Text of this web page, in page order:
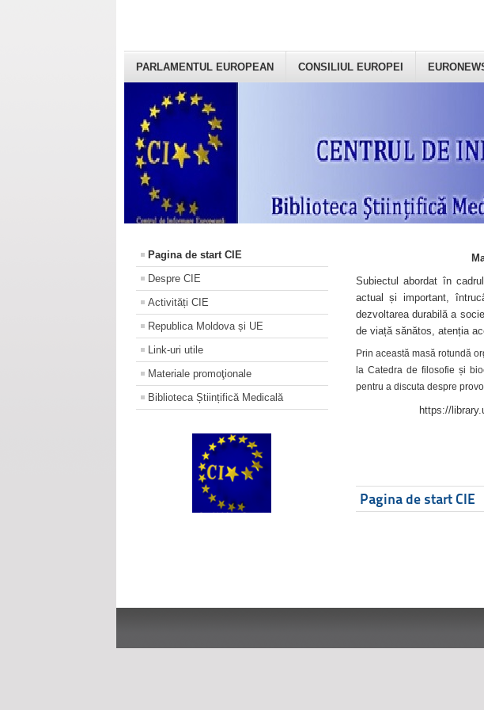
PARLAMENTUL EUROPEAN CONSILIUL EUROPEI
Pagina de start CIE
Despre CIE
Activități CIE
Republica Moldova și UE
Link-uri utile
Materiale promoţionale
Biblioteca Științifică Medicală
Subiectul abordat în
actual și important,
dezvoltarea durabilă a
de viață sănătos, atenția
Prin această masă rotundă
la Catedra de filosofie și
pentru a discuta despre
https://
Pagina de start CIE